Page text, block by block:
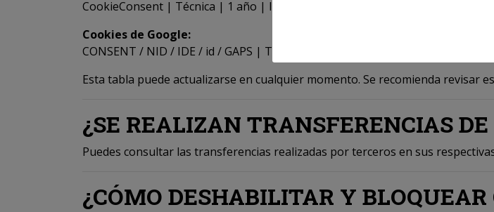
CookieConsent | Técnica | 1 año | Identificador de sesión proporcionado por
Cookies de Google:
CONSENT / NID / IDE / id / GAPS | Técnica | 1 año | Funcionamiento de
Esta tabla puede actualizarse en cualquier momento. Se recomienda revisar
¿SE REALIZAN TRANSFERENCIAS
Puedes consultar las transferencias realizadas por terceros en sus
¿CÓMO DESHABILITAR Y BLOQUEAR